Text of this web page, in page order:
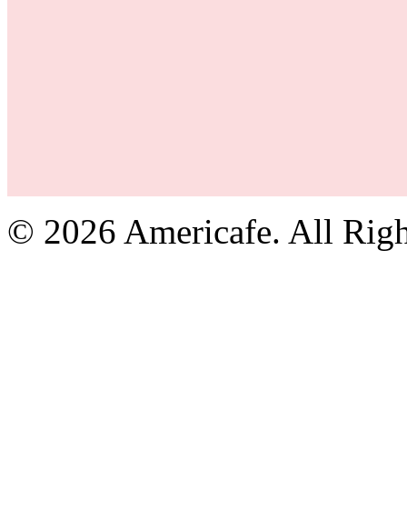
© 2026 Americafe. All